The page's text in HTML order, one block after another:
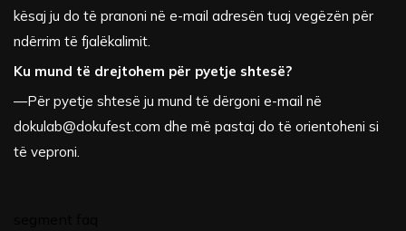
kësaj ju do të pranoni në e-mail adresën tuaj vegëzën për
ndërrim të fjalëkalimit.
Ku mund të drejtohem për pyetje shtesë?
—Për pyetje shtesë ju mund të dërgoni e-mail në
dokulab@dokufest.com dhe më pastaj do të orientoheni si
të veproni.